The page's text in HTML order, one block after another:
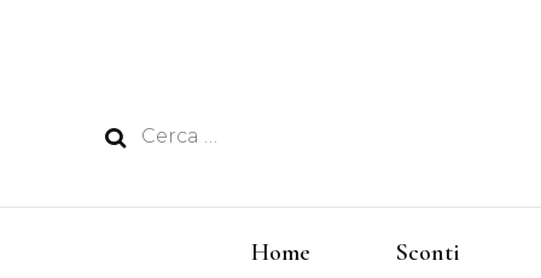
Ricerca
Home Sconti